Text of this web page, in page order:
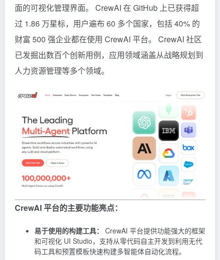
面的可视化管理界面。 CrewAI 在 GitHub 上已获得超
过 1.86 万星标，用户遍布 60 多个国家，包括 40% 的
财富 500 强企业都在使用 CrewAI 平台。 CrewAI 社区
已发掘出数百个创新用例，应用领域涵盖从战略规划到
人力资源管理等多个领域。
CrewAI 平台的主要功能亮点：
易于使用的构建工具：
CrewAI 平台提供功能强大的框架
和可视化 UI Studio，支持从零代码自主开发到利用无代
码工具和预置模板快速构建多智能体自动化流程。